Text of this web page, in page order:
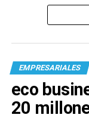
EMPRESARIALES
eco
20